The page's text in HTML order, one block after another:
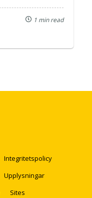
1 min read
Integritetspolicy
Upplysningar
Sites